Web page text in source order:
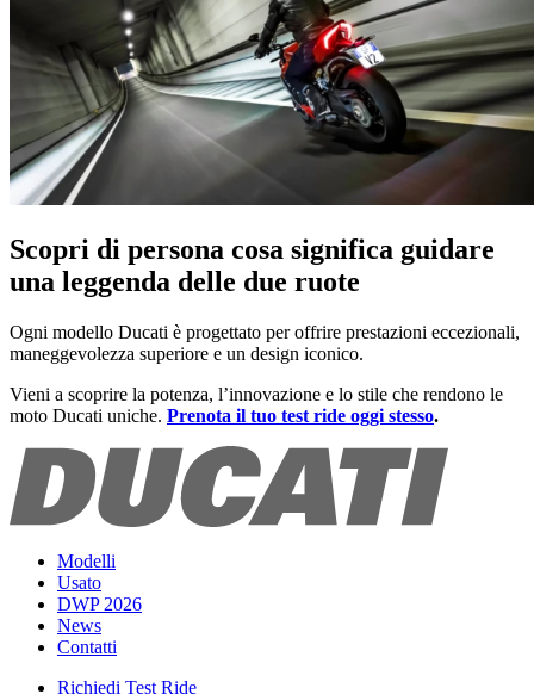
Scopri di persona cosa significa guidare
una leggenda delle due ruote
Ogni modello Ducati è progettato per offrire prestazioni eccezionali,
maneggevolezza superiore e un design iconico.
Vieni a scoprire la potenza, l’innovazione e lo stile che rendono le
moto Ducati uniche. Prenota il tuo test ride oggi stesso.
Modelli
Usato
DWP 2026
News
Contatti
Richiedi Test Ride